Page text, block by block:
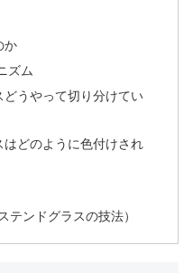
か
ズム
うやって切り分けてい
どのように色付けされ
テンドグラスの技法）